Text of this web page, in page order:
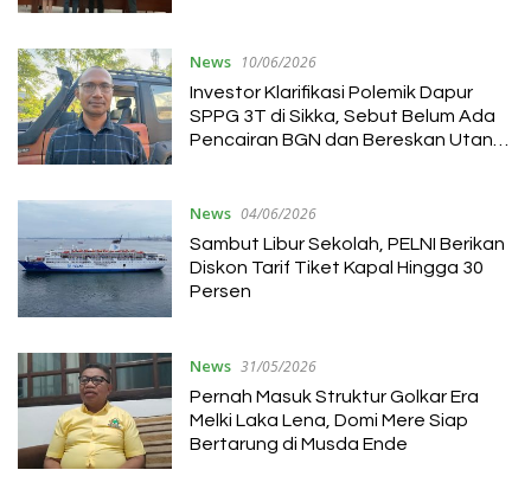
News 10/06/2026
Investor Klarifikasi Polemik Dapur
SPPG 3T di Sikka, Sebut Belum Ada
Pencairan BGN dan Bereskan Utang
News 04/06/2026
Sambut Libur Sekolah, PELNI Berikan
Diskon Tarif Tiket Kapal Hingga 30
Persen
News 31/05/2026
Pernah Masuk Struktur Golkar Era
Melki Laka Lena, Domi Mere Siap
Bertarung di Musda Ende